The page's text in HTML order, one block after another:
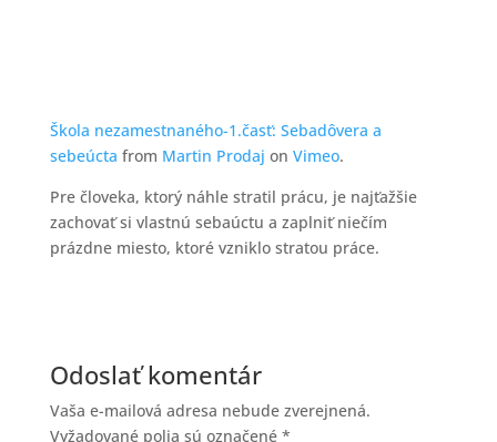
Škola nezamestnaného-1.časť: Sebadôvera a
sebeúcta from Martin Prodaj on Vimeo.
Pre človeka, ktorý náhle stratil prácu, je najťažšie
zachovať si vlastnú sebaúctu a zaplniť niečím
prázdne miesto, ktoré vzniklo stratou práce.
Odoslať komentár
Vaša e-mailová adresa nebude zverejnená.
Vyžadované polia sú označené *